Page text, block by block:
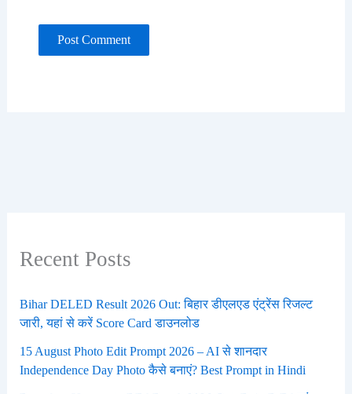
Recent Posts
Bihar DELED Result 2026 Out: बिहार डीएलएड एंट्रेंस रिजल्ट
जारी, यहां से करें Score Card डाउनलोड
15 August Photo Edit Prompt 2026 – AI से शानदार
Independence Day Photo कैसे बनाएं? Best Prompt in Hindi